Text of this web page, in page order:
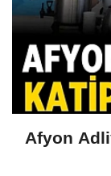
Afyon